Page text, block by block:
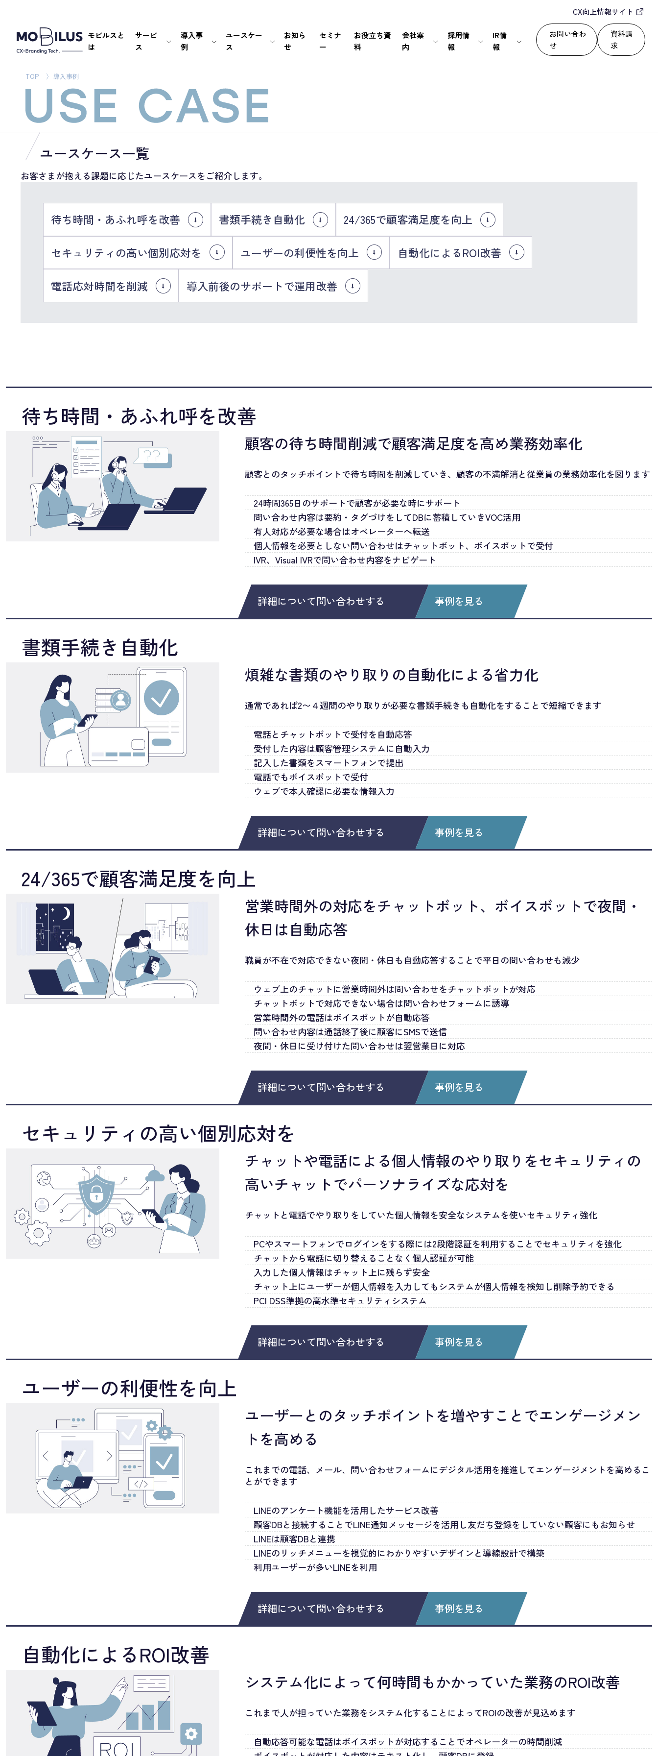
モビルスと
は
サービ
ス
導入事
例
生保・損保
メーカー EC・小売り サービス
その他（官公庁・インフラ）
ユースケー
ス
待ち時間・あふれ呼を改善
セキュリティの高い個別応対を ユーザーの利便性を向上 自動化によるROI改善
電話応対時間を削減
お知ら
せ
セミナ
ー
お役立ち資
料
会社案
内
会社情報
ミッション / バリュー 個人情報の取扱いについて 情報セキュリティ基本方針
PCI DSS認証について
採用情
報
新卒採用
IR情
報
経営情報
IRカレンダー FAQ ディスクロージャーポリシー
免責事項
CX向上情報サイト
お問い合わ
せ
資料請
求
TOP 導入事例
ユースケース一覧
お客さまが抱える課題に応じたユースケースをご紹介します。
待ち時間・あふれ呼を改善 書類手続き自動化 24/365で顧客満足度を向上
セキュリティの高い個別応対を ユーザーの利便性を向上 自動化によるROI改善
電話応対時間を削減 導入前後のサポートで運用改善
待ち時間・あふれ呼を改善
顧客の待ち時間削減で顧客満足度を高め業務効率化
顧客とのタッチポイントで待ち時間を削減していき、顧客の不満解消と従業員の業務効率化を図ります
24時間365日のサポートで顧客が必要な時にサポート
問い合わせ内容は要約・タグづけをしてDBに蓄積していきVOC活用
有人対応が必要な場合はオペレーターへ転送
個人情報を必要としない問い合わせはチャットボット、ボイスボットで受付
IVR、Visual IVRで問い合わせ内容をナビゲート
詳細について問い合わせする 事例を見る
書類手続き自動化
煩雑な書類のやり取りの自動化による省力化
通常であれば2〜４週間のやり取りが必要な書類手続きも自動化をすることで短縮できます
電話とチャットボットで受付を自動応答
受付した内容は顧客管理システムに自動入力
記入した書類をスマートフォンで提出
電話でもボイスボットで受付
ウェブで本人確認に必要な情報入力
詳細について問い合わせする 事例を見る
24/365で顧客満足度を向上
営業時間外の対応をチャットボット、ボイスボットで夜間・
休日は自動応答
職員が不在で対応できない夜間・休日も自動応答することで平日の問い合わせも減少
ウェブ上のチャットに営業時間外は問い合わせをチャットボットが対応
チャットボットで対応できない場合は問い合わせフォームに誘導
営業時間外の電話はボイスボットが自動応答
問い合わせ内容は通話終了後に顧客にSMSで送信
夜間・休日に受け付けた問い合わせは翌営業日に対応
詳細について問い合わせする 事例を見る
セキュリティの高い個別応対を
チャットや電話による個人情報のやり取りをセキュリティの
高いチャットでパーソナライズな応対を
チャットと電話でやり取りをしていた個人情報を安全なシステムを使いセキュリティ強化
PCやスマートフォンでログインをする際には2段階認証を利用することでセキュリティを強化
チャットから電話に切り替えることなく個人認証が可能
入力した個人情報はチャット上に残らず安全
チャット上にユーザーが個人情報を入力してもシステムが個人情報を検知し削除予約できる
PCI DSS準拠の高水準セキュリティシステム
詳細について問い合わせする 事例を見る
ユーザーの利便性を向上
ユーザーとのタッチポイントを増やすことでエンゲージメン
トを高める
これまでの電話、メール、問い合わせフォームにデジタル活用を推進してエンゲージメントを高めるこ
とができます
LINEのアンケート機能を活用したサービス改善
顧客DBと接続することでLINE通知メッセージを活用し友だち登録をしていない顧客にもお知らせ
LINEは顧客DBと連携
LINEのリッチメニューを視覚的にわかりやすいデザインと導線設計で構築
利用ユーザーが多いLINEを利用
詳細について問い合わせする 事例を見る
自動化によるROI改善
システム化によって何時間もかかっていた業務のROI改善
これまで人が担っていた業務をシステム化することによってROIの改善が見込めます
自動応答可能な電話はボイスボットが対応することでオペレーターの時間削減